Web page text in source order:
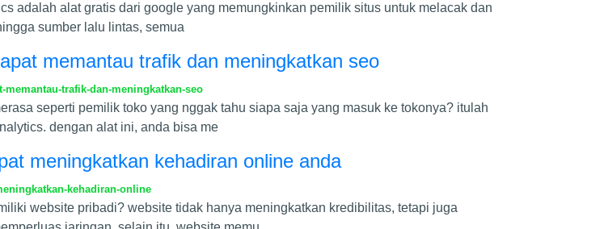
adalah alat gratis dari google yang memungkinkan pemilik situs untuk melacak dan
sumber lalu lintas, semua
memantau trafik dan meningkatkan seo
trafik-dan-meningkatkan-seo
seperti pemilik toko yang nggak tahu siapa saja yang masuk ke tokonya? itulah
dengan alat ini, anda bisa me
meningkatkan kehadiran online anda
kehadiran-online
website pribadi? website tidak hanya meningkatkan kredibilitas, tetapi juga